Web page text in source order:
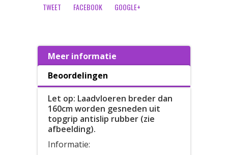
TWEET FACEBOOK GOOGLE+
Meer informatie
Beoordelingen
Let op: Laadvloeren breder dan
160cm worden gesneden uit
topgrip antislip rubber (zie
afbeelding).
Informatie: